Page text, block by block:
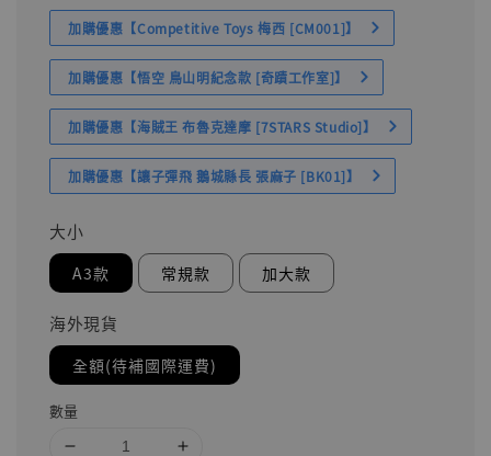
加購優惠【Competitive Toys 梅西 [CM001]】
加購優惠【悟空 鳥山明紀念款 [奇蹟工作室]】
加購優惠【海賊王 布魯克達摩 [7STARS Studio]】
加購優惠【讓子彈飛 鵝城縣長 張麻子 [BK01]】
大小
A3款 常規款 加大款
海外現貨
全額(待補國際運費)
數量